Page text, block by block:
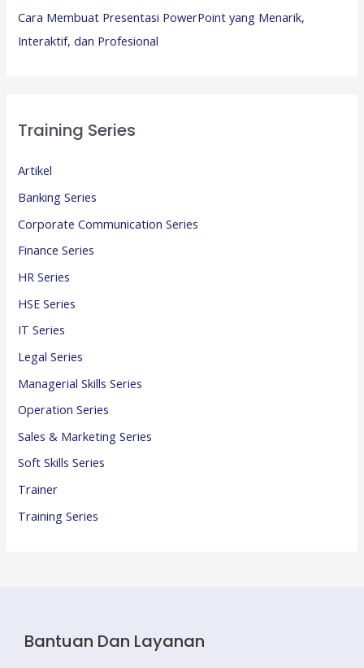
Cara Membuat Presentasi PowerPoint yang Menarik,
Interaktif, dan Profesional
Training Series
Artikel
Banking Series
Corporate Communication Series
Finance Series
HR Series
HSE Series
IT Series
Legal Series
Managerial Skills Series
Operation Series
Sales & Marketing Series
Soft Skills Series
Trainer
Training Series
Bantuan Dan Layanan